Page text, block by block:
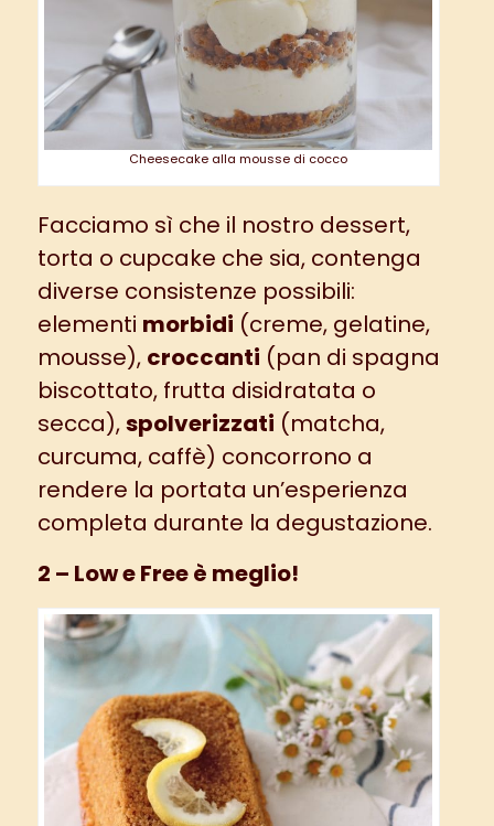
Cheesecake alla mousse di cocco
Facciamo sì che il nostro dessert,
torta o cupcake che sia, contenga
diverse consistenze possibili:
elementi morbidi (creme, gelatine,
mousse), croccanti (pan di spagna
biscottato, frutta disidratata o
secca),spolverizzati (matcha,
curcuma, caffè) concorrono a
rendere la portata un’esperienza
completa durante la degustazione.
2 – Low e Free è meglio!